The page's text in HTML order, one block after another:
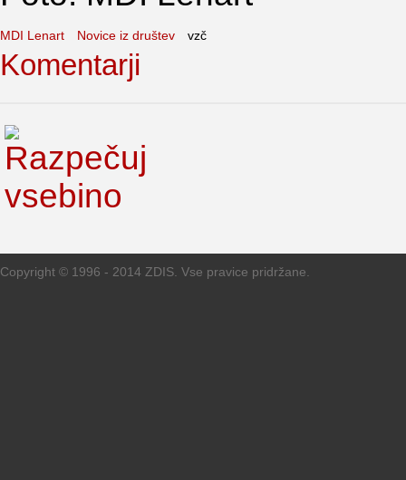
MDI Lenart Novice iz društev vzč
Komentarji
Copyright © 1996 - 2014 ZDIS. Vse pravice pridržane.